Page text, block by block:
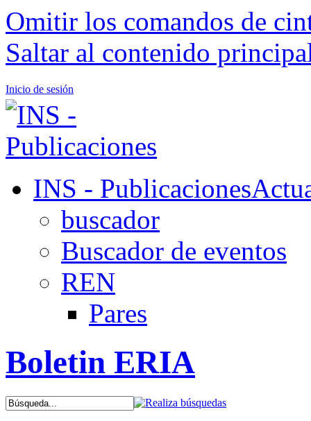
Omitir los comandos de
Saltar al contenido
Inicio de sesión
INS - Publicaciones
buscador
Buscador de eventos
REN
Pares
Boletin ERIA